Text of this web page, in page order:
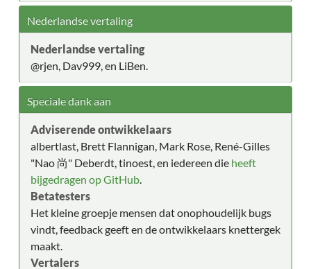
Nederlandse vertaling
Nederlandse vertaling
@rjen, Dav999, en LiBen.
Speciale dank aan
Adviserende ontwikkelaars
albertlast, Brett Flannigan, Mark Rose, René-Gilles
"Nao 尚" Deberdt, tinoest, en iedereen die heeft
bijgedragen op GitHub.
Betatesters
Het kleine groepje mensen dat onophoudelijk bugs
vindt, feedback geeft en de ontwikkelaars knettergek
maakt.
Vertalers